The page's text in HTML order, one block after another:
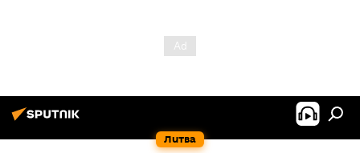
Литва